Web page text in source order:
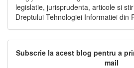
legislatie, jurisprudenta, articole si
Dreptului Tehnologiei Informatiei din
Subscrie la acest blog pentru a
mail